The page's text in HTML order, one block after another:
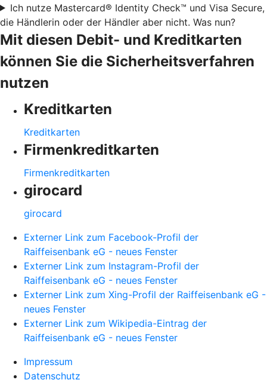
Ich nutze Mastercard® Identity Check™ und Visa Secure,
die Händlerin oder der Händler aber nicht. Was nun?
Mit diesen Debit- und Kreditkarten
können Sie die Sicherheitsverfahren
nutzen
Kreditkarten
Kreditkarten
Firmenkreditkarten
Firmenkreditkarten
girocard
girocard
Externer Link zum Facebook-Profil der
Raiffeisenbank eG - neues Fenster
Externer Link zum Instagram-Profil der
Raiffeisenbank eG - neues Fenster
Externer Link zum Xing-Profil der Raiffeisenbank eG -
neues Fenster
Externer Link zum Wikipedia-Eintrag der
Raiffeisenbank eG - neues Fenster
Impressum
Datenschutz